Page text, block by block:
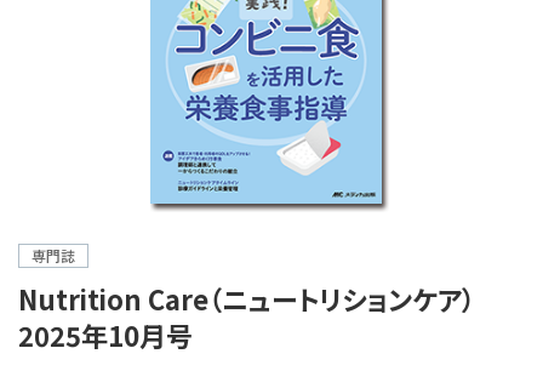
専門誌
Nutrition Care（ニュートリションケア）
2025年10月号